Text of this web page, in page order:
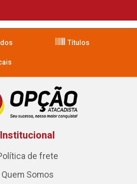
Títulos
Institucional
de frete
Quem Somos